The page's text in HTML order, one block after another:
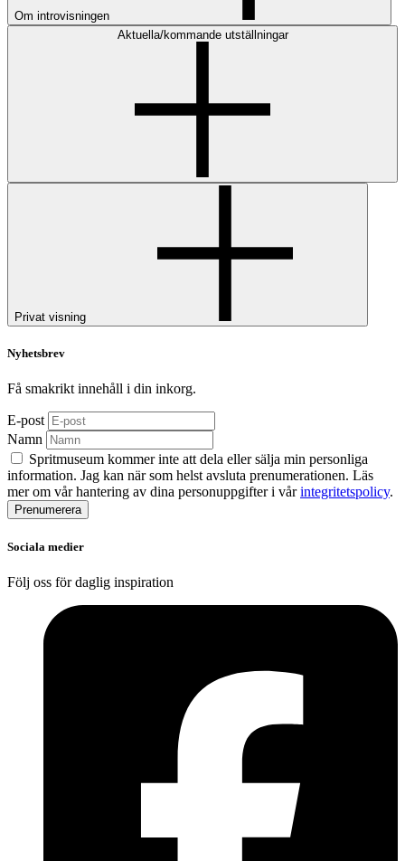
Om introvisningen
Aktuella/kommande utställningar
Privat visning
Nyhetsbrev
Få smakrikt innehåll i din inkorg.
E-post
Namn
Spritmuseum kommer inte att dela eller sälja min personliga
information. Jag kan när som helst avsluta prenumerationen. Läs
mer om vår hantering av dina personuppgifter i vårintegritetspolicy.
Sociala medier
Följ oss för daglig inspiration